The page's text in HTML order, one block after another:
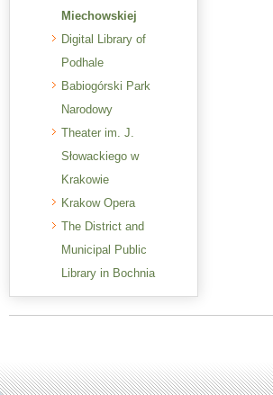
Miechowskiej
Digital Library of
Podhale
Babiogórski Park
Narodowy
Theater im. J.
Słowackiego w
Krakowie
Krakow Opera
The District and
Municipal Public
Library in Bochnia